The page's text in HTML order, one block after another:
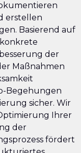
erstellen
Basierend auf
der
Maßnahmen
Begehungen
sicher. Wir
Ihrer
der
fördert